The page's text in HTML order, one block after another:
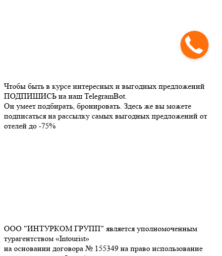
Чтобы быть в курсе интересных и выгодных предложений
ПОДПИШИСЬ на наш TelegramBot.
Он умеет подбирать, бронировать. Здесь же вы можете
подписаться на рассылку самых выгодных предложений от
отелей до -75%
ООО "ИНТУРКОМ ГРУПП" является уполномоченным
турагентством «Intourist»
на основании договора № 155349 на право использование